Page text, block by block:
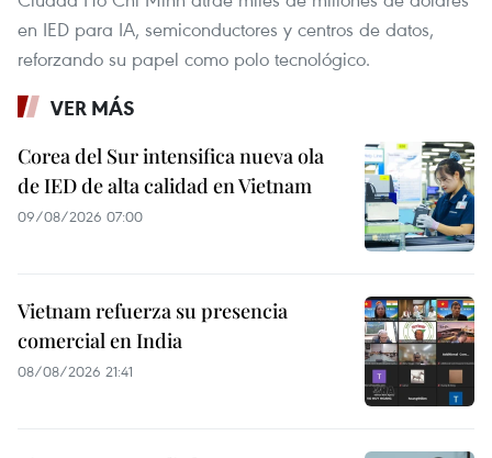
en IED para IA, semiconductores y centros de datos,
reforzando su papel como polo tecnológico.
VER MÁS
Corea del Sur intensifica nueva ola
de IED de alta calidad en Vietnam
09/08/2026 07:00
Vietnam refuerza su presencia
comercial en India
08/08/2026 21:41